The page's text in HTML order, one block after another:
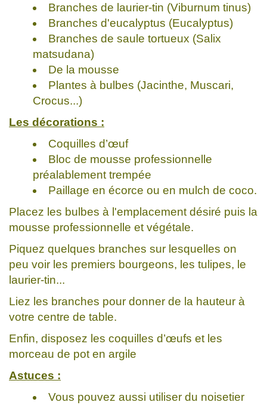
Branches de laurier-tin (Viburnum tinus)
Branches d'eucalyptus (Eucalyptus)
Branches de saule tortueux (Salix
matsudana)
De la mousse
Plantes à bulbes (Jacinthe, Muscari,
Crocus...)
Les décorations :
Coquilles d’œuf
Bloc de mousse professionnelle
préalablement trempée
Paillage en écorce ou en mulch de coco.
Placez les bulbes à l'emplacement désiré puis la
mousse professionnelle et végétale.
Piquez quelques branches sur lesquelles on
peu voir les premiers bourgeons, les tulipes, le
laurier-tin...
Liez les branches pour donner de la hauteur à
votre centre de table.
Enfin, disposez les coquilles d’œufs et les
morceau de pot en argile
Astuces :
Vous pouvez aussi utiliser du noisetier